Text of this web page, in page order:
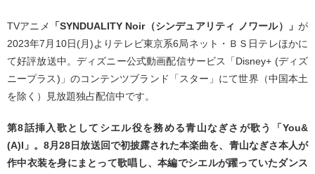
TVアニメ 「SYNDUALITY Noir（シンデュアリティ ノワール）」が
2023年7月10日(月)よりテレビ東京系6局ネット・ＢＳ日テレほかに
て好評放送中。ディズニー公式動画配信サービス「Disney+ (ディズ
ニープラス)」のコンテンツブランド「スター」にて世界（中国本土
を除く）見放題独占配信中です。
第8話挿入歌としてシエル役を務める青山なぎさが歌う「You&
(A)I」。8月28日放送回で初披露された本楽曲を、青山なぎさ本人が
作中衣装を身にまとって歌唱し、本編でシエルが躍っていたダンス